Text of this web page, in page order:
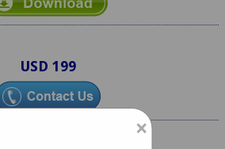
USD 199
×